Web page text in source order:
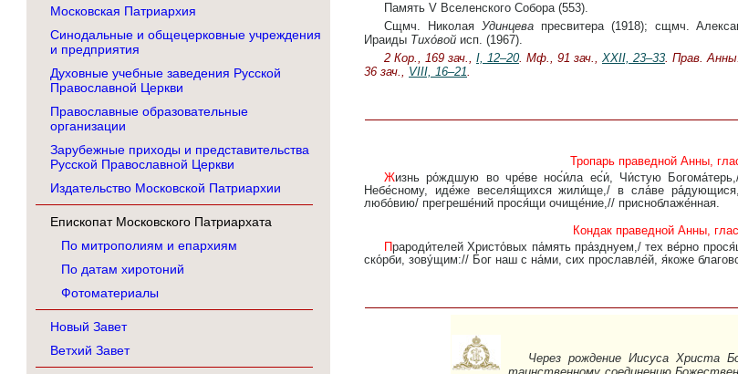
Московская Патриархия
Синодальные и общецерковные учреждения
и предприятия
Духовные учебные заведения Русской
Православной Церкви
Православные образовательные
организации
Зарубежные приходы и представительства
Русской Православной Церкви
Издательство Московской Патриархии
Епископат Московского Патриархата
По митрополиям и епархиям
По датам хиротоний
Фотоматериалы
Новый Завет
Ветхий Завет
Память V Вселенского Собора (553).
Сщмч. Николая Удинцевапресвитера (1918); сщмч.
Ираиды Тихо́вой исп. (1967).
2 Кор., 169 зач., I, 12–20. Мф., 91 зач., XXII, 23–33. Прав.
36 зач., VIII, 16–21.
Тропарь праведной Анны,
Жизнь ро́ждшую во чре́ве нос́и́ла ес́и́, Чи́стую Богома́терь,/ богому́драя А́нно./ Те́мже к прия́тию
Небе́сному, иде́же веселя́щихся жили́ще,/ в сла́ве
любо́вию/ прегреше́ний прося́щи очище́ние,// присноблаже́нная.
Кондак праведной Анны,
Прароди́телей Христо́вых па́мять пра́зднуем,/ тех ве́рно прося́ще по́мощи,/ изба́витися всем от вся́кия
ско́рби, зову́щим:// Бог наш с на́ми, сих прославле́й, я́коже
Через рождение Иисуса Христа